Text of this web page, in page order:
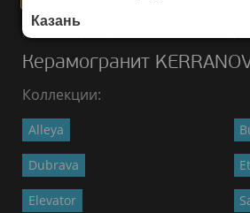
Казань
Каталог
Керамогранит
Коллекции:
Alleya
Dubrava
Elevator